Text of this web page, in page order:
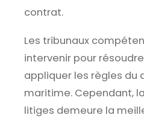
contrat.
Les tribunaux
intervenir pour
appliquer les règles du
maritime. Cependant,
litiges demeure la